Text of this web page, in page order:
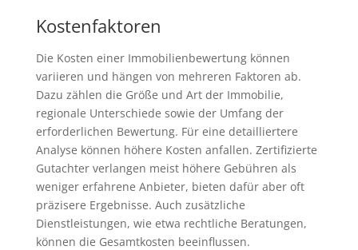
Kostenfaktoren
Die Kosten einer Immobilienbewertung können
variieren und hängen von mehreren Faktoren ab.
Dazu zählen die Größe und Art der Immobilie,
regionale Unterschiede sowie der Umfang der
erforderlichen Bewertung. Für eine detailliertere
Analyse können höhere Kosten anfallen. Zertifizierte
Gutachter verlangen meist höhere Gebühren als
weniger erfahrene Anbieter, bieten dafür aber oft
präzisere Ergebnisse. Auch zusätzliche
Dienstleistungen, wie etwa rechtliche Beratungen,
können die Gesamtkosten beeinflussen.